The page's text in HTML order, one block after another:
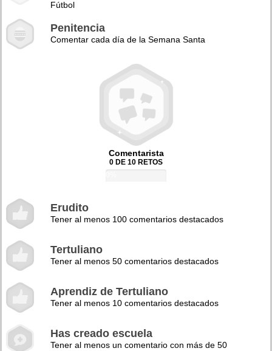
Fútbol
Penitencia
Comentar cada día de la Semana Santa
Comentarista
0 DE 10 RETOS
Erudito
Tener al menos 100 comentarios destacados
Tertuliano
Tener al menos 50 comentarios destacados
Aprendiz de Tertuliano
Tener al menos 10 comentarios destacados
Has creado escuela
Tener al menos un comentario con más de 50